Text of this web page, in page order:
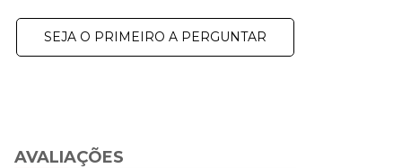
AVALIAÇÕES
SEJA O PRIMEIRO A PERGUNTAR